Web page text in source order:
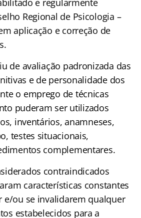
Regional de Psicologia –
aplicação e correção de
de avaliação padronizada das
e de personalidade dos
o emprego de técnicas
puderam ser utilizados
inventários, anamneses,
testes situacionais,
complementares.
contraindicados
características constantes
e/ou se invalidarem qualquer
estabelecidos para a